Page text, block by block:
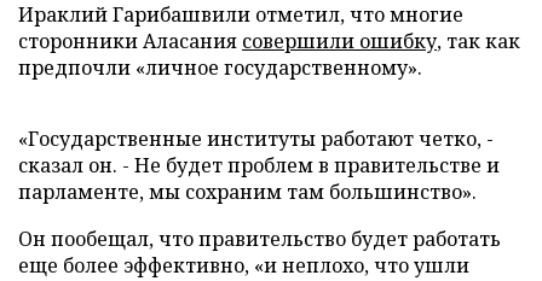
Ираклий Гарибашвили отметил, что многие
сторонники Аласания совершили ошибку, так как
предпочли «личное государственному».
«Государственные институты работают четко, -
сказал он. - Не будет проблем в правительстве и
парламенте, мы сохраним там большинство».
Он пообещал, что правительство будет работать
еще более эффективно, «и неплохо, что ушли